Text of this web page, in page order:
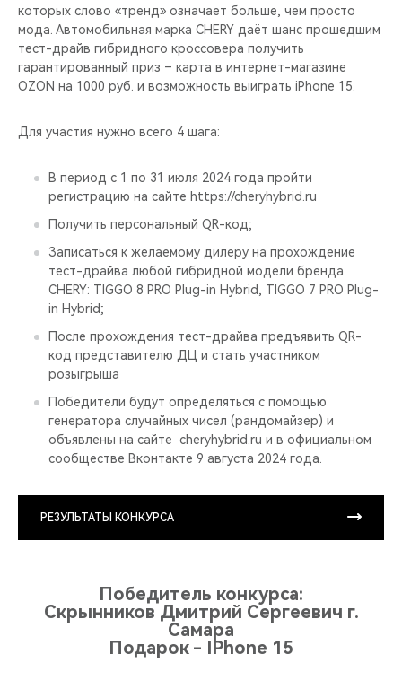
CHERY ДЛЯ ДЕТЕЙ
которых слово «тренд» означает больше, чем просто
мода. Автомобильная марка CHERY даёт шанс прошедшим
тест-драйв гибридного кроссовера получить
гарантированный приз – карта в интернет-магазине
OZON на 1000 руб. и возможность выиграть iPhone 15.
Для участия нужно всего 4 шага:
В период с 1 по 31 июля 2024 года пройти
регистрацию на сайте https://cheryhybrid.ru
Получить персональный QR-код;
Записаться к желаемому дилеру на прохождение
тест-драйва любой гибридной модели бренда
CHERY: TIGGO 8 PRO Plug-in Hybrid, TIGGO 7 PRO Plug-
in Hybrid;
После прохождения тест-драйва предъявить QR-
код представителю ДЦ и стать участником
розыгрыша
Победители будут определяться с помощью
генератора случайных чисел (рандомайзер) и
объявлены на сайте cheryhybrid.ru и в официальном
сообществе Вконтакте 9 августа 2024 года.
РЕЗУЛЬТАТЫ КОНКУРСА
Победитель конкурса:
Скрынников Дмитрий Сергеевич г.
Самара
Подарок - IPhone 15